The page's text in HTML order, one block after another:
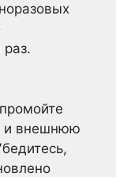
раз.
и внешнюю